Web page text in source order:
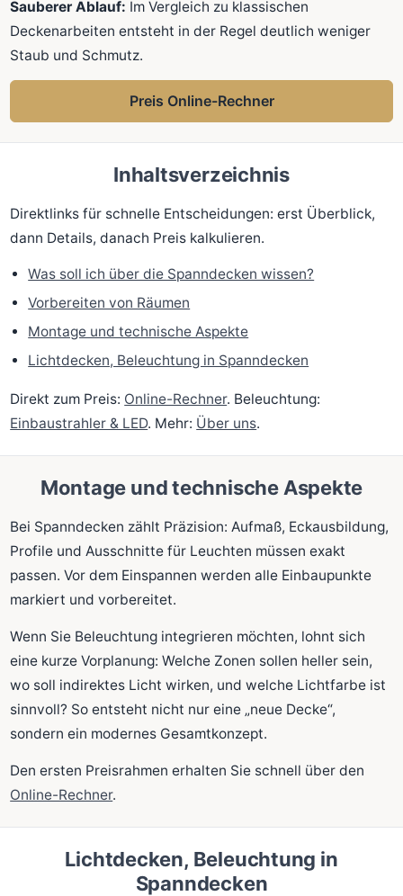
Sauberer Ablauf: Im Vergleich zu klassischen
Deckenarbeiten entsteht in der Regel deutlich weniger
Staub und Schmutz.
Preis Online-Rechner
Inhaltsverzeichnis
Direktlinks für schnelle Entscheidungen: erst Überblick,
dann Details, danach Preis kalkulieren.
Was soll ich über die Spanndecken wissen?
Vorbereiten von Räumen
Montage und technische Aspekte
Lichtdecken, Beleuchtung in Spanndecken
Direkt zum Preis: Online-Rechner. Beleuchtung:
Einbaustrahler & LED. Mehr: Über uns.
Montage und technische Aspekte
Bei Spanndecken zählt Präzision: Aufmaß, Eckausbildung,
Profile und Ausschnitte für Leuchten müssen exakt
passen. Vor dem Einspannen werden alle Einbaupunkte
markiert und vorbereitet.
Wenn Sie Beleuchtung integrieren möchten, lohnt sich
eine kurze Vorplanung: Welche Zonen sollen heller sein,
wo soll indirektes Licht wirken, und welche Lichtfarbe ist
sinnvoll? So entsteht nicht nur eine „neue Decke“,
sondern ein modernes Gesamtkonzept.
Den ersten Preisrahmen erhalten Sie schnell über den
Online-Rechner.
Lichtdecken, Beleuchtung in
Spanndecken